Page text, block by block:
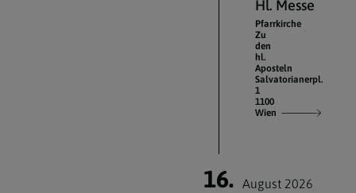
Hl. Messe
Pfarrkirche
Zu
den
hl.
Aposteln
Salvatorianerpl.
1
1100
Wien
16. August 2026